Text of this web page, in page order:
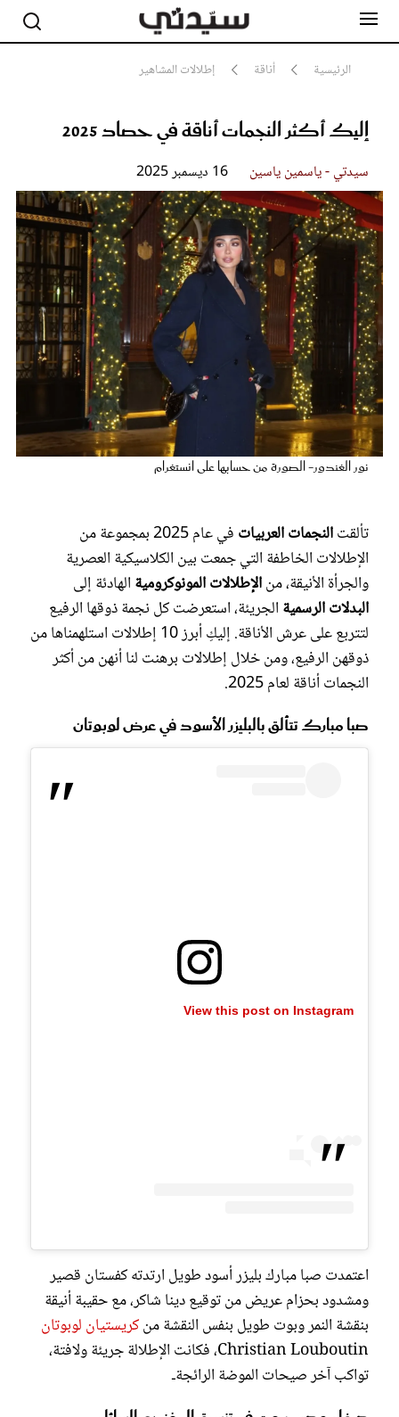
الرئيسية أناقة إطلالات المشاهير
إليك أكثر النجمات أناقة في حصاد 2025
سيدتي - ياسمين ياسين 16 ديسمبر 2025
نور الغندور- الصورة من حسابها على انستغرام
تألقتالنجمات العربيات
في عام 2025 بمجموعة من
الإطلالات الخاطفة التي جمعت بين الكلاسيكية العصرية
والجرأة الأنيقة، منالإطلالات المونوكرومية الهادئة إلى
البدلات الرسمية الجريئة، استعرضت كل نجمة ذوقها الرفيع
لتتربع على عرش الأناقة. إليكِ أبرز 10 إطلالات استلهمناها من
ذوقهن الرفيع، ومن خلال إطلالات برهنت لنا أنهن من أكثر
النجمات أناقة لعام 2025.
صبا مبارك تتألق بالبليزر الأسود في عرض لوبوتان
View this post on Instagram
اعتمدت صبا مبارك بليزر أسود طويل ارتدته كفستان قصير
ومشدود بحزام عريض من توقيع دينا شاكر، مع حقيبة أنيقة
بنقشة النمر وبوت طويل بنفس النقشة منكريستيان لوبوتان
Christian Louboutin، فكانت الإطلالة جريئة ولافتة،
تواكب آخر صيحات الموضة الرائجةـ
مشاهير
أناقة
جمال
صحة ورشاقة
سيدتي وطفلك
لايف ستايل
بلس+
فيديو
مطبخ سيدتي
مقالات الرأي
ستايل
تقارير
عروس سيدتي
مجلة سيدتي
غلاف رفمي